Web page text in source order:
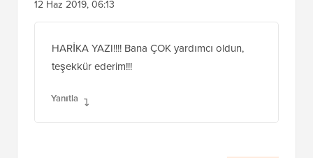
12 Haz 2019, 06:13
HARİKA YAZI!!!! Bana ÇOK yardımcı oldun,
teşekkür ederim!!!
Yanıtla